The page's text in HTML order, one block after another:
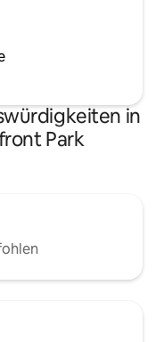
in
Park